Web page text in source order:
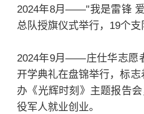
2024年8月——"我是雷锋
总队授旗仪式举行，19个支
2024年9月——庄仕华志愿
开学典礼在盘锦举行，标
办《光辉时刻》主题报告
役军人就业创业。